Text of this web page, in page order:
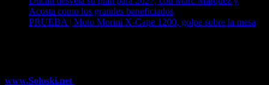
Acosta como los grandes beneficiados
PRUEBA | Moto Morini X-Cape 1200, golpe sobre la mesa
www.Soloski.net